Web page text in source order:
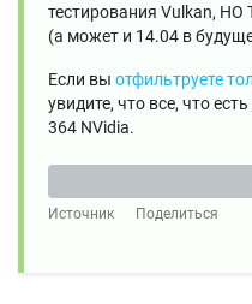
тестирования Vulkan,
(а может и 14.04 в
Если вы отфильтруете
увидите, что все, что
364 NVidia.
Источник
Поделиться